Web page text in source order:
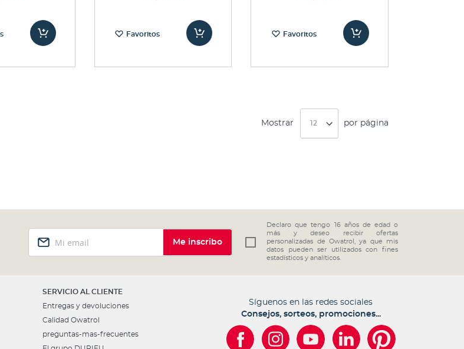
Favoritos Favoritos
Mostrar por página
nuestro
noticias:
Me inscribo
Declaro que tengo 16 años de edad o
más y deseo recibir ofertas
personalizadas de Owatrol, ya que mis
datos pueden ser utilizados con fines
estadísticos y analíticos.
SERVICIO AL CLIENTE
Entregas y devoluciones
Calidad Owatrol
preguntas-mas-frecuentes
Síguenos en las redes sociales
Consejos, sorteos, promociones...